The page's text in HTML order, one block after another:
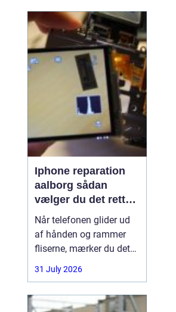
moderne tatovørbutikker,
hvor stilarter og udtryk
spænder vidt. Når man
søger efter ...
Iphone reparation
aalborg sådan
vælger du det rette
værksted
Når telefonen glider ud
af hånden og rammer
fliserne, mærker du det
med det samme.
Skærmen splintrer, lyden
står af midt på dagen.
31 July 2026